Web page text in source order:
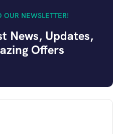
OUR NEWSLETTER!
News, Updates,
Offers